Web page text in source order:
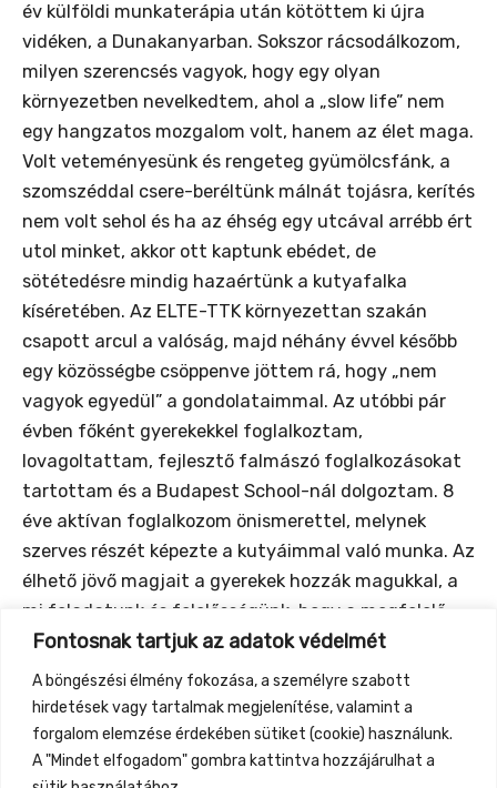
Fontosnak tartjuk az adatok védelmét
A böngészési élmény fokozása, a személyre szabott
hirdetések vagy tartalmak megjelenítése, valamint a
forgalom elemzése érdekében sütiket (cookie) használunk.
A "Mindet elfogadom" gombra kattintva hozzájárulhat a
év külföldi munkaterápia után kötöttem ki újra
vidéken, a Dunakanyarban. Sokszor rácsodálkozom,
milyen szerencsés vagyok, hogy egy olyan
környezetben nevelkedtem, ahol a „slow life” nem
egy hangzatos mozgalom volt, hanem az élet maga.
Volt veteményesünk és rengeteg gyümölcsfánk, a
szomszéddal csere-beréltünk málnát tojásra, kerítés
nem volt sehol és ha az éhség egy utcával arrébb ért
utol minket, akkor ott kaptunk ebédet, de
sötétedésre mindig hazaértünk a kutyafalka
kíséretében. Az ELTE-TTK környezettan szakán
csapott arcul a valóság, majd néhány évvel később
egy közösségbe csöppenve jöttem rá, hogy „nem
vagyok egyedül” a gondolataimmal. Az utóbbi pár
évben főként gyerekekkel foglalkoztam,
lovagoltattam, fejlesztő falmászó foglalkozásokat
tartottam és a Budapest School-nál dolgoztam. 8
éve aktívan foglalkozom önismerettel, melynek
szerves részét képezte a kutyáimmal való munka. Az
élhető jövő magjait a gyerekek hozzák magukkal, a
mi feladatunk és felelősségünk, hogy a megfelelő
környezetet biztosítsuk ahhoz, hogy ezek a magok
kicsírázzanak. A múlt túlromantizálása helyett a
jelen körülményekhez alkalmazkodva szeretném a
gyerekekkel közösen megtalálni az utat ehhez.